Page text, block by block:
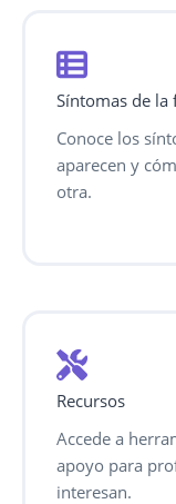
Síntomas de
Conoce los
aparecen y
otra.
Recursos
Accede a
apoyo para
interesan.